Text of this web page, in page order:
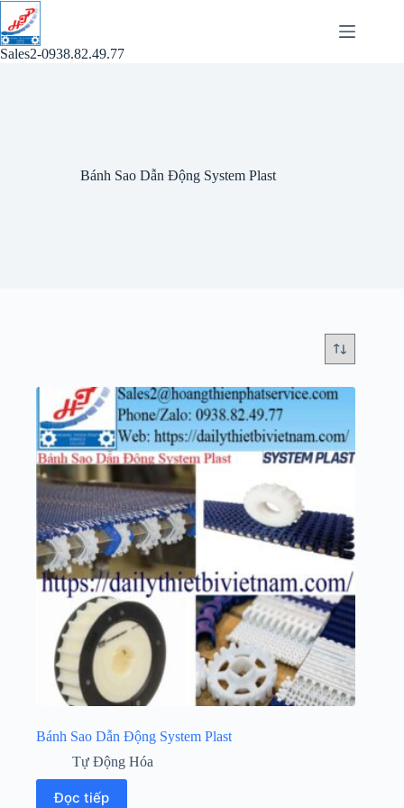
Chuyển
đến
phần
nội
Sales2-0938.82.49.77
Bánh Sao Dẫn Động System Plast
Bánh Sao Dẫn Động System Plast
Tự Động Hóa
Đọc tiếp